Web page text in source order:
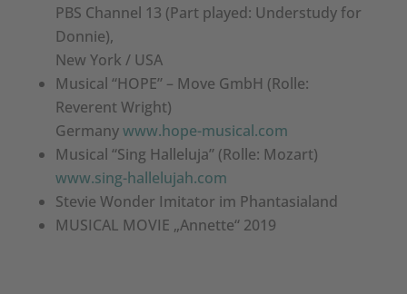
PBS Channel 13 (Part played: Understudy for
Donnie),
New York / USA
Musical “HOPE” – Move GmbH (Rolle:
Reverent Wright)
Germanywww.hope-musical.com
Musical “Sing Halleluja” (Rolle: Mozart)
www.sing-hallelujah.com
Stevie Wonder Imitator im Phantasialand
MUSICAL MOVIE „Annette“ 2019